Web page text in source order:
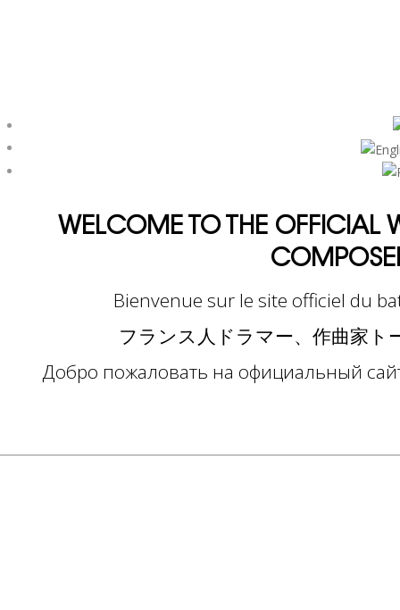
WELCOME TO THE OFFICIAL
Bienvenue sur le site officiel du
フランス人ドラマー、作曲家
Добро пожаловать на официальный